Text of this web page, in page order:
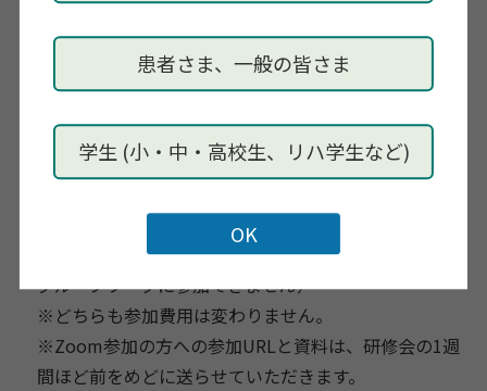
患者さま、一般の皆さま
学生 (小・中・高校生、リハ学生など)
訪問支援(真下いずみ・藍野大学)
14:20～14:40 休憩
15:10～16:30 グループワーク（対面参加者のみ）
（18:00～ 対面かつ希望者のみ 懇親会）
〇形式：ハイブリッド開催（
対面かZoomでのオンラ
インかお選びください。対面は終日で、
グループワークに参加できません）
※どちらも参加費用は変わりません。
※Zoom参加の方への参加URLと資料は、 研修会の1週
間ほど前をめどに送らせていただきます。